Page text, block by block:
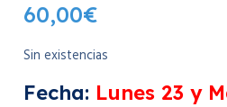
60,00€
Sin existencias
Fecha: Lunes 23 y